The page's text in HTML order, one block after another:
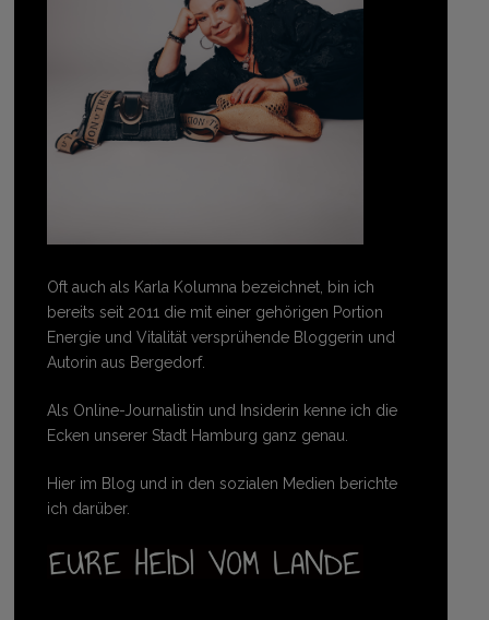
Oft auch als Karla Kolumna bezeichnet, bin ich
bereits seit 2011 die mit einer gehörigen Portion
Energie und Vitalität versprühende Bloggerin und
Autorin aus Bergedorf.
Als Online-Journalistin und Insiderin kenne ich die
Ecken unserer Stadt Hamburg ganz genau.
Hier im Blog und in den sozialen Medien berichte
ich darüber.